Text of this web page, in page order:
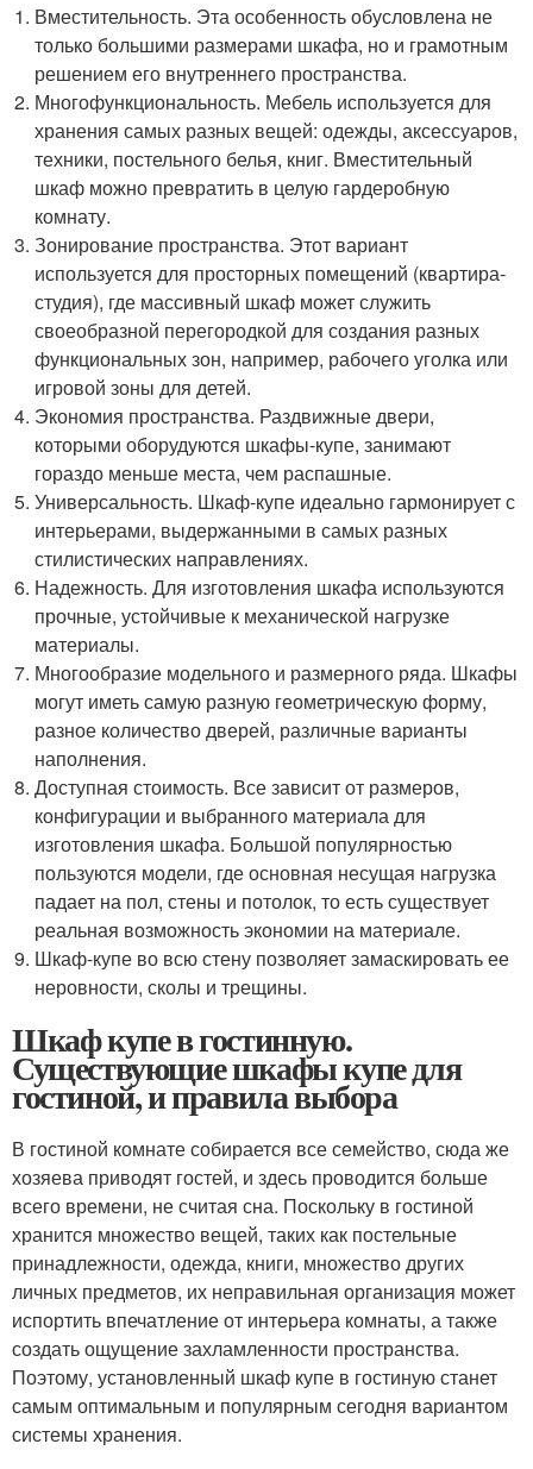
Вместительность. Эта особенность обусловлена не
только большими размерами шкафа, но и грамотным
решением его внутреннего пространства.
Многофункциональность. Мебель используется для
хранения самых разных вещей: одежды, аксессуаров,
техники, постельного белья, книг. Вместительный
шкаф можно превратить в целую гардеробную
комнату.
Зонирование пространства. Этот вариант
используется для просторных помещений (квартира-
студия), где массивный шкаф может служить
своеобразной перегородкой для создания разных
функциональных зон, например, рабочего уголка или
игровой зоны для детей.
Экономия пространства. Раздвижные двери,
которыми оборудуются шкафы-купе, занимают
гораздо меньше места, чем распашные.
Универсальность. Шкаф-купе идеально гармонирует с
интерьерами, выдержанными в самых разных
стилистических направлениях.
Надежность. Для изготовления шкафа используются
прочные, устойчивые к механической нагрузке
материалы.
Многообразие модельного и размерного ряда. Шкафы
могут иметь самую разную геометрическую форму,
разное количество дверей, различные варианты
наполнения.
Доступная стоимость. Все зависит от размеров,
конфигурации и выбранного материала для
изготовления шкафа. Большой популярностью
пользуются модели, где основная несущая нагрузка
падает на пол, стены и потолок, то есть существует
реальная возможность экономии на материале.
Шкаф-купе во всю стену позволяет замаскировать ее
неровности, сколы и трещины.
Шкаф купе в гостинную.
Существующие шкафы купе для
гостиной, и правила выбора
В гостиной комнате собирается все семейство, сюда же
хозяева приводят гостей, и здесь проводится больше
всего времени, не считая сна. Поскольку в гостиной
хранится множество вещей, таких как постельные
принадлежности, одежда, книги, множество других
личных предметов, их неправильная организация может
испортить впечатление от интерьера комнаты, а также
создать ощущение захламленности пространства.
Поэтому, установленный шкаф купе в гостиную станет
самым оптимальным и популярным сегодня вариантом
системы хранения.